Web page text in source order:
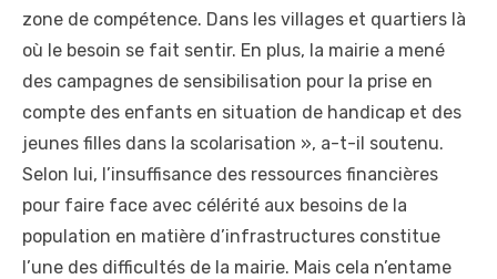
zone de compétence. Dans les villages et quartiers là
où le besoin se fait sentir. En plus, la mairie a mené
des campagnes de sensibilisation pour la prise en
compte des enfants en situation de handicap et des
jeunes filles dans la scolarisation », a-t-il soutenu.
Selon lui, l’insuffisance des ressources financières
pour faire face avec célérité aux besoins de la
population en matière d’infrastructures constitue
l’une des difficultés de la mairie. Mais cela n’entame